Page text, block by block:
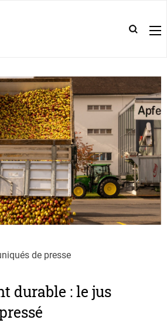
de presse
durable : le jus